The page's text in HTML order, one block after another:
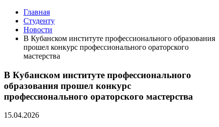
Главная
Студенту
Новости
В Кубанском институте профессионального образования
прошел конкурс профессионального ораторского
мастерства
В Кубанском институте профессионального
образования прошел конкурс
профессионального ораторского мастерства
15.04.2026